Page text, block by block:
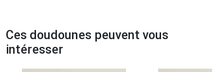
Ces doudounes peuvent vous
intéresser